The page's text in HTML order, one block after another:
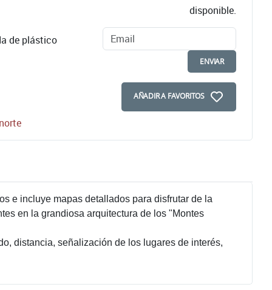
disponible.
ENVIAR
AÑADIR A FAVORITOS
de plástico
e incluye mapas detallados para disfrutar de la
en la grandiosa arquitectura de los "Montes
distancia, señalización de los lugares de interés,